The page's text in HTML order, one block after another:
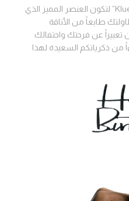
اختر تغريسة “هابي بيرثدي” من “Klue” لتكون العنصر المميز الذي
طابعاً من الأناقة
تعبيراً عن فرحتك واحتفالك
من ذكرياتكم السعيدة لهذا